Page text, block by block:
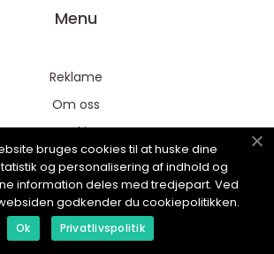
Menu
Reklame
Om oss
Cookies
Kontakt Oss
Sitemap
bruges cookies til at huske dine
og personalisering af indhold og
information deles med tredjepart. Ved
godkender du cookiepolitikken.
Ok Privatlivspolitik